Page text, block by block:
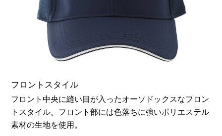
フロントスタイル
フロント中央に縫い目が入ったオーソドックスなフロン
トスタイル。フロント部には色落ちに強いポリエステル
素材の生地を使用。